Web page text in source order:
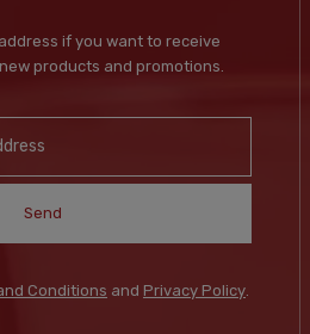
if you want to receive
products and promotions.
Send
Conditions and Privacy Policy